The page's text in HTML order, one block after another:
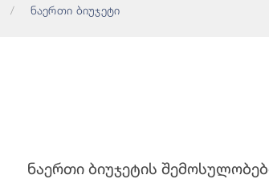
ნაერთი ბიუჯეტი
(მლნ. Ლარი)
ნაერთი ბიუჯეტის